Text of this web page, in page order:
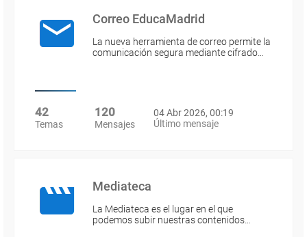
Correo EducaMadrid
La nueva herramienta de correo permite la
comunicación segura mediante cifrado…
42
Temas
120
Mensajes
04 Abr 2026, 00:19
Último mensaje
Mediateca
La Mediateca es el lugar en el que
podemos subir nuestras contenidos…